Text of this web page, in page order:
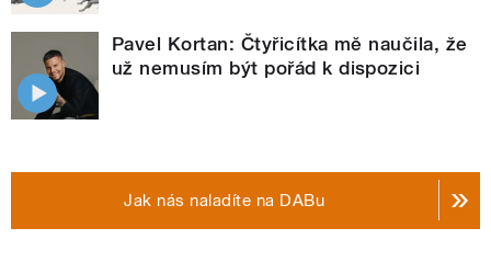
Pavel Kortan: Čtyřicítka mě naučila, že
už nemusím být pořád k dispozici
Jak nás naladíte na DABu